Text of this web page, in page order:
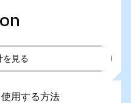
を見る
用する方法